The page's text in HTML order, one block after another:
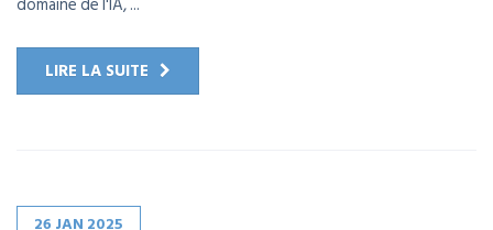
LIRE LA SUITE
26 JAN 2025